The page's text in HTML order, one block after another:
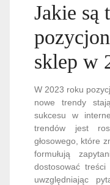
Jakie są
sklep w
W 2023 roku
nowe trendy
sukcesu w
trendów jest
głosowego, które
formułują
dostosować
uwzględniając